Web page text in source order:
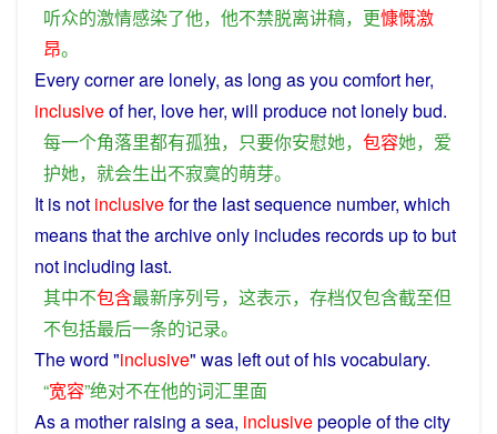
听众的激情感染了他， 他不禁脱离讲稿， 更慷慨激
昂。
Everycornerare lonely, as long asyou comfort her,
inclusiveof her, love her, will produce not lonelybud.
每一个角落里都有孤独， 只要你安慰她， 包容她， 爱
护她， 就会生出不寂寞的萌芽。
It is not inclusivefor the lastsequence number, which
meansthat thearchiveonly includes records up tobut
not including last.
其中不包含最新序列号， 这表示， 存档仅包含截至但
不包括最后一条的记录。
Theword "inclusive" was left outof hisvocabulary.
“宽容”绝对不在他的词汇里面
Asa mother raising asea, inclusivepeopleofthecity